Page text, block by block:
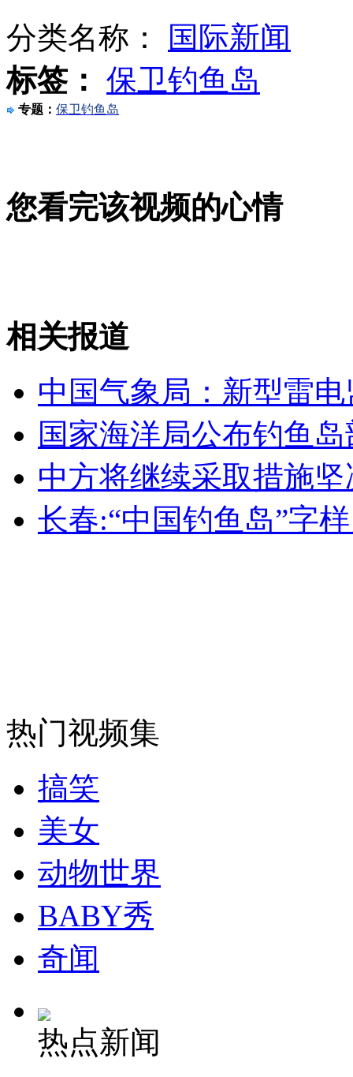
钓鱼岛部分地理实体标准名称公布
女孩北京地铁殴打老人 痛下狠手拳打脚踢
无痛分娩是否安全 医生回应
走！跟着总书记去植树
消防员救轻生者
纽约上演“枕头大战”
司机酒驾遇交警 急速倒车逃窜
分类名称：
国际新闻
标签： 保卫钓鱼岛
专题： 保卫钓鱼岛
您看完该视频的心情
相关报道
中国气象局：新型雷
国家海洋局公布钓鱼
中方将继续采取措施
长春:“中国钓鱼岛”字
热门视频集
搞笑
美女
动物世界
BABY秀
奇闻
热点新闻